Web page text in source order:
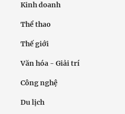
Kinh doanh
Thể thao
Thế giới
Văn hóa - Giải trí
Công nghệ
Du lịch